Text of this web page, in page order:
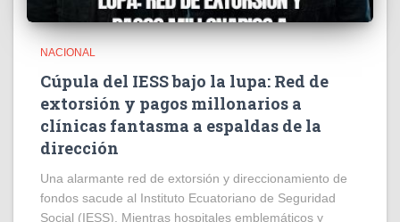
NACIONAL
Cúpula del IESS bajo la lupa: Red de
extorsión y pagos millonarios a
clínicas fantasma a espaldas de la
dirección
​Una alarmante red de extorsión y direccionamiento de
fondos sacude al Instituto Ecuatoriano de Seguridad
Social (IESS). Mientras hospitales emblemáticos y